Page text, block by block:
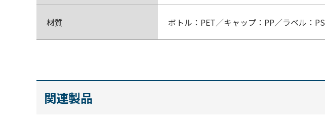
材質 ボトル：PET／キャップ：PP／ラベル：PS
関連製品